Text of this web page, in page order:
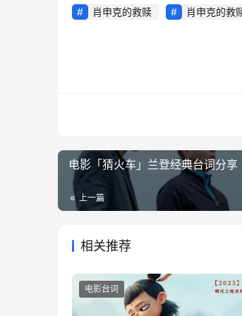
肖申克的救赎 肖申克的救
电影「猜火车」兰登经典台词分享
上一篇
相关推荐
电影台词